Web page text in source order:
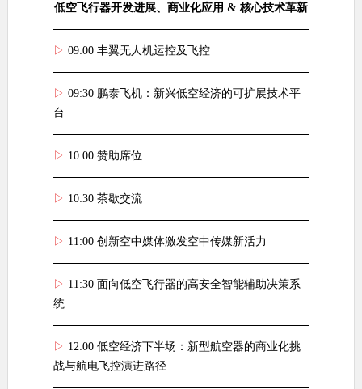
低空飞行器开发进展、商业化应用 & 核心技术革新
▷ 09:00 丰翼无人机运控及飞控
▷ 09:30 鹏泰飞机：新兴低空经济的可扩展技术平
台
▷ 10:00 赞助席位
▷ 10:30 茶歇交流
▷ 11:00 创新空中媒体激发空中传媒新活力
▷ 11:30 面向低空飞行器的高安全智能辅助决策系
统
▷ 12:00 低空经济下半场：新型航空器的商业化挑
战与航电飞控演进路径